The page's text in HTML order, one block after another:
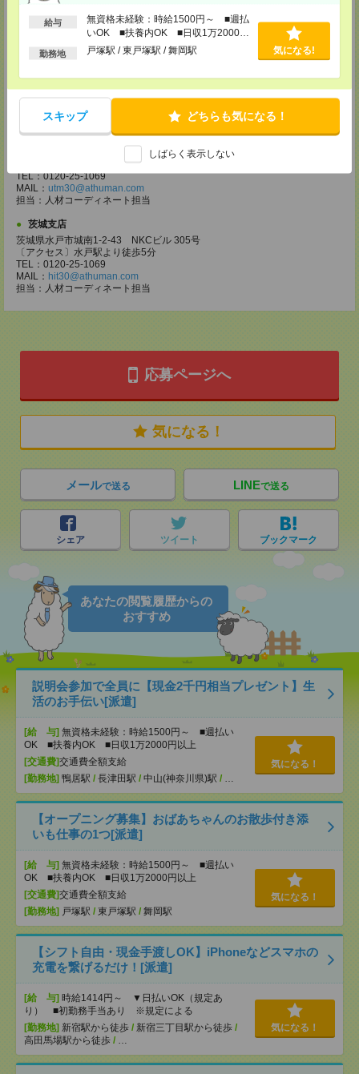
給与
無資格未経験：時給1500円～ ■週払
いOK ■扶養内OK ■日収1万2000円
以上
勤務地 戸塚駅 / 東戸塚駅 / 舞岡駅 気になる!
スキップ どちらも気になる！
しばらく表示しない
高崎支店（旧：前橋支店）
〒370-0849
群馬県高崎市八島町274 高崎高徳ビル 4F
ＪＲ高崎駅より徒歩3分
TEL：0120-25-1069
MAIL：
tks30@athuman.com
担当：人材コーディネート担当
宇都宮支店
栃木県宇都宮市大通り2-2-3 明治安田生命宇都宮大工町ビル2階
〔アクセス〕宇都宮駅より徒歩11分
TEL：0120-25-1069
MAIL： utm30@athuman.com
担当：人材コーディネート担当
茨城支店
茨城県水戸市城南1-2-43 NKCビル 305号
〔アクセス〕水戸駅より徒歩5分
TEL：0120-25-1069
MAIL： hit30@athuman.com
担当：人材コーディネート担当
応募ページへ
気になる！
メールで送る LINEで送る
シェア ツイート ブックマーク
あなたの閲覧履歴からの
おすすめ
説明会参加で全員に【現金2千円相当プレゼント】生
活のお手伝い[派遣]
[給 与] 無資格未経験：時給1500円～ ■週払い
OK ■扶養内OK ■日収1万2000円以上
[交通費]交通費全額支給
[勤務地] 鴨居駅 / 長津田駅 / 中山(神奈川県)駅 / …
気になる！
【オープニング募集】おばあちゃんのお散歩付き添
いも仕事の1つ[派遣]
[給 与] 無資格未経験：時給1500円～ ■週払い
OK ■扶養内OK ■日収1万2000円以上
[交通費]交通費全額支給
[勤務地] 戸塚駅 / 東戸塚駅 / 舞岡駅
気になる！
【シフト自由・現金手渡しOK】iPhoneなどスマホの
充電を繋げるだけ！[派遣]
[給 与] 時給1414円～ ▼日払いOK（規定あ
り） ■初勤務手当あり ※規定による
[勤務地] 新宿駅から徒歩 / 新宿三丁目駅から徒歩 /
高田馬場駅から徒歩 / …
気になる！